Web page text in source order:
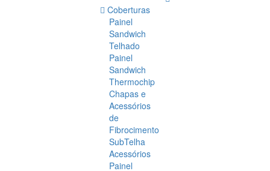
Coberturas
Painel
Sandwich
Telhado
Painel
Sandwich
Thermochip
Chapas e
Acessórios
de
Fibrocimento
SubTelha
Acessórios
Painel